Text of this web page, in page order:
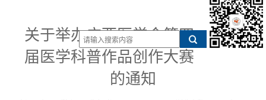
关于举办广西医学会第四
届医学科普作品创作大赛
的通知